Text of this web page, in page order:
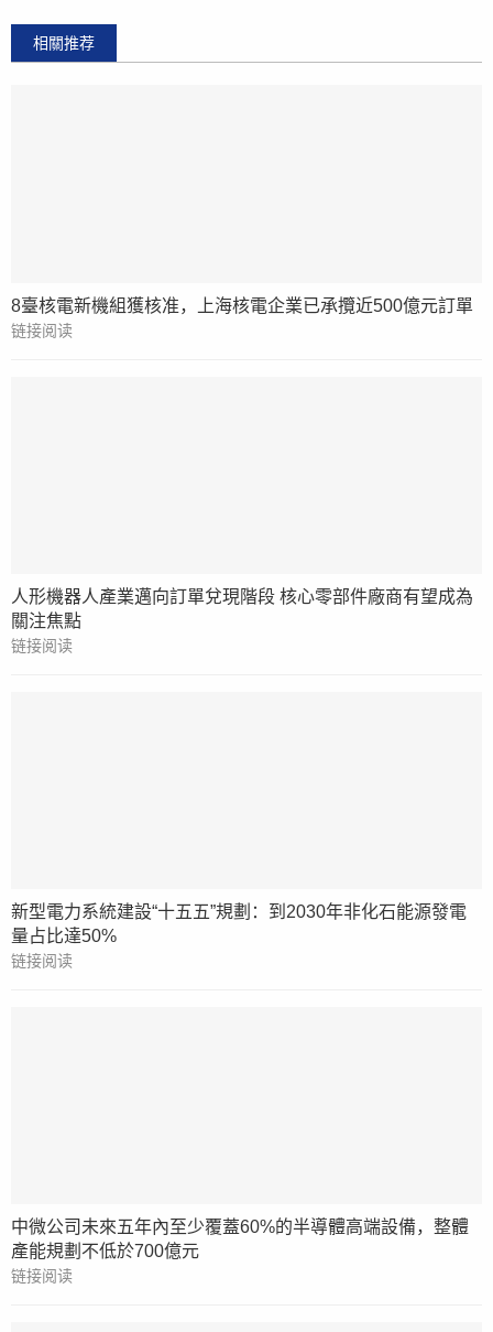
相關推荐
8臺核電新機組獲核准，上海核電企業已承攬近500億元訂單
链接阅读
人形機器人產業邁向訂單兌現階段 核心零部件廠商有望成為
關注焦點
链接阅读
新型電力系統建設“十五五”規劃：到2030年非化石能源發電
量占比達50%
链接阅读
中微公司未來五年內至少覆蓋60%的半導體高端設備，整體
產能規劃不低於700億元
链接阅读